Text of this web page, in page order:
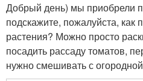
Добрый день) мы приобрели
подскажите, пожалуйста, как
растения? Можно просто
посадить рассаду томатов,
нужно смешивать с